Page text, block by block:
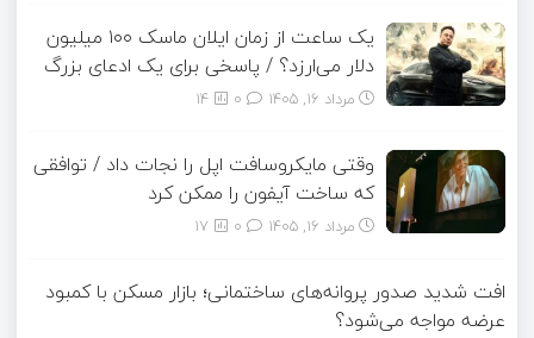
یک ساعت از زمان ایلان ماسک ۱۰۰ میلیون
دلار می‌ارزد؟ / پاسخی برای یک ادعای بزرگ
مرداد ۱۶, ۱۴۰۵ 14
وقتی مایکروسافت اپل را نجات داد / توافقی
که ساخت آیفون را ممکن کرد
مرداد ۱۶, ۱۴۰۵ 17
افت شدید صدور پروانه‌های ساختمانی؛ بازار مسکن با کمبود
عرضه مواجه می‌شود؟